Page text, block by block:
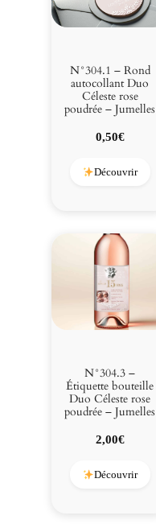
N°304.1 – Rond
autocollant Duo
Céleste rose
poudrée – Jumelles
0,50€
Découvrir
N°304.3 –
Étiquette bouteille
Duo Céleste rose
poudrée – Jumelles
2,00€
Découvrir